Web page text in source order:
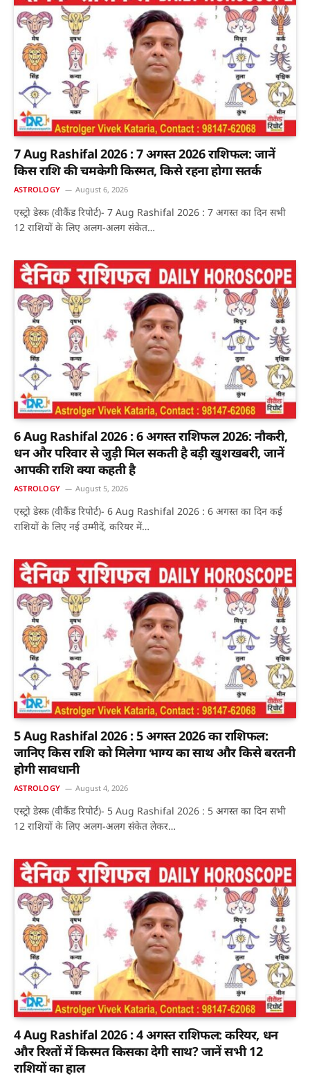
7 Aug Rashifal 2026 : 7 अगस्त 2026 राशिफल: जानें
किस राशि की चमकेगी किस्मत, किसे रहना होगा सतर्क
ASTROLOGY August 6, 2026
एस्ट्रो डेस्क (वीकैंड रिपोर्ट)- 7 Aug Rashifal 2026 : 7 अगस्त का दिन सभी
12 राशियों के लिए अलग-अलग संकेत…
6 Aug Rashifal 2026 : 6 अगस्त राशिफल 2026: नौकरी,
धन और परिवार से जुड़ी मिल सकती है बड़ी खुशखबरी, जानें
आपकी राशि क्या कहती है
ASTROLOGY August 5, 2026
एस्ट्रो डेस्क (वीकैंड रिपोर्ट)- 6 Aug Rashifal 2026 : 6 अगस्त का दिन कई
राशियों के लिए नई उम्मीदें, करियर में…
5 Aug Rashifal 2026 : 5 अगस्त 2026 का राशिफल:
जानिए किस राशि को मिलेगा भाग्य का साथ और किसे बरतनी
होगी सावधानी
ASTROLOGY August 4, 2026
एस्ट्रो डेस्क (वीकैंड रिपोर्ट)- 5 Aug Rashifal 2026 : 5 अगस्त का दिन सभी
12 राशियों के लिए अलग-अलग संकेत लेकर…
4 Aug Rashifal 2026 : 4 अगस्त राशिफल: करियर, धन
और रिश्तों में किस्मत किसका देगी साथ? जानें सभी 12
राशियों का हाल